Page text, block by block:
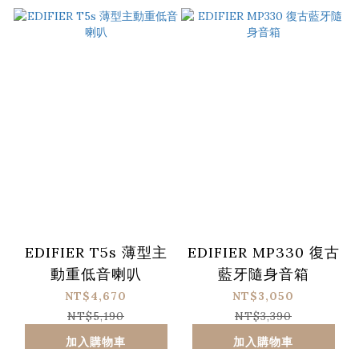
EDIFIER T5s 薄型主
動重低音喇叭
NT$4,670
NT$5,190
加入購物車
EDIFIER MP330 復古
藍牙隨身音箱
NT$3,050
NT$3,390
加入購物車